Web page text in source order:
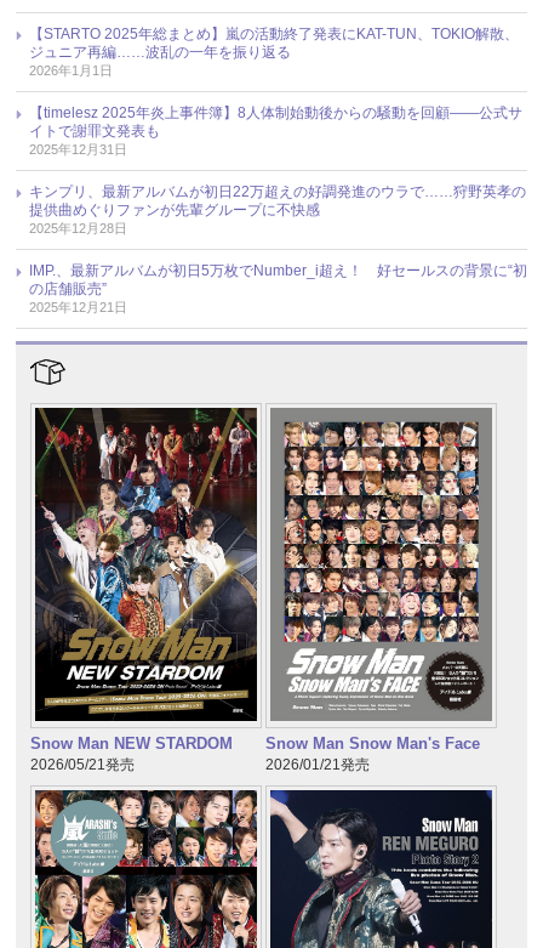
【STARTO 2025年総まとめ】嵐の活動終了発表にKAT-TUN、TOKIO解散、
ジュニア再編……波乱の一年を振り返る
2026年1月1日
【timelesz 2025年炎上事件簿】8人体制始動後からの騒動を回顧――公式サ
イトで謝罪文発表も
2025年12月31日
キンプリ、最新アルバムが初日22万超えの好調発進のウラで……狩野英孝の
提供曲めぐりファンが先輩グループに不快感
2025年12月28日
IMP.、最新アルバムが初日5万枚でNumber_i超え！ 好セールスの背景に“初
の店舗販売”
2025年12月21日
Snow Man NEW STARDOM
2026/05/21発売
Snow Man Snow Man's Face
2026/01/21発売